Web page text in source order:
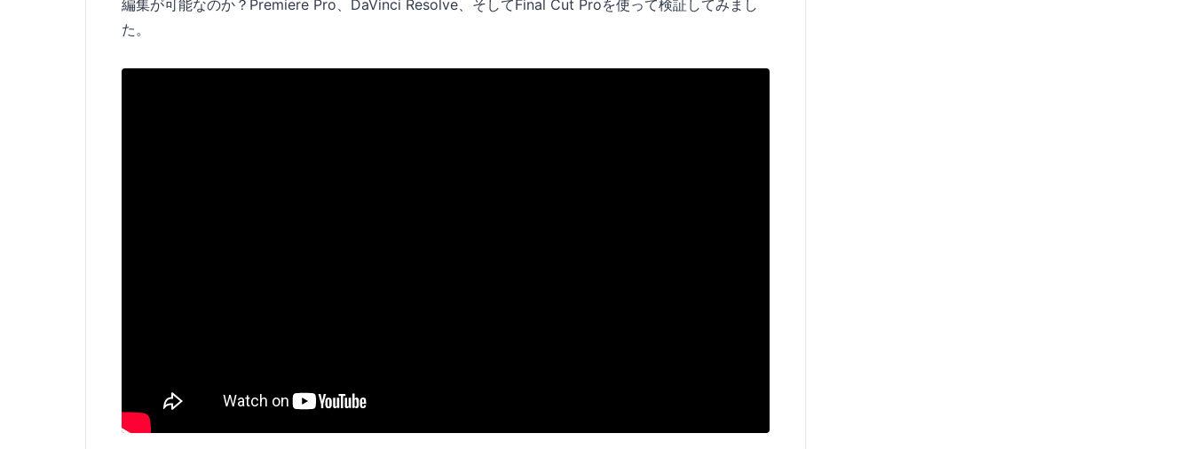
編集が可能なのか？Premiere Pro、DaVinci Resolve、そしてFinal Cut Proを使って検証してみまし
た。